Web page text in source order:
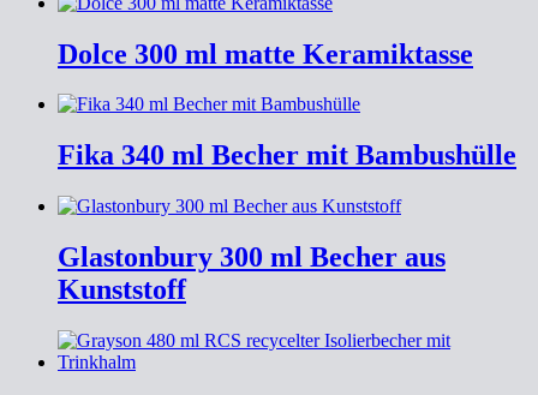
Dolce 300 ml matte Keramiktasse
Fika 340 ml Becher mit Bambushülle
Glastonbury 300 ml Becher aus
Kunststoff